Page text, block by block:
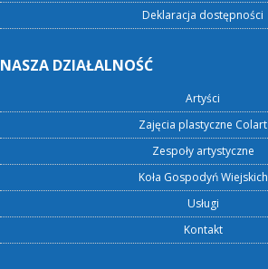
Deklaracja dostępności
NASZA DZIAŁALNOŚĆ
Artyści
Zajęcia plastyczne Colart
Zespoły artystyczne
Koła Gospodyń Wiejskich
Usługi
Kontakt